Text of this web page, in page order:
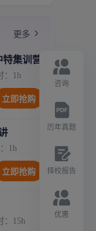
更多
特集训营
1 h
立即抢购
1 h
立即抢购
15 h
咨询
历年真题
择校报告
优惠